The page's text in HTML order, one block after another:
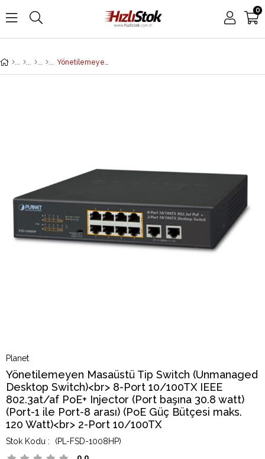
0
Yönetilemeyen Masaüstü Tip Switch (Unmanaged Desktop Switch)<br> 8-Port 10/100TX IEEE 802.3at/af PoE+ Injector (Port başına 30.8 watt) (Port-1 ile Port-8 arası) (PoE Güç Bütçesi maks. 120 Watt)<br> 2-Port 10/100TX
Planet
Yönetilemeyen Masaüstü Tip Switch (Unmanaged
Desktop Switch)<br> 8-Port 10/100TX IEEE
802.3at/af PoE+ Injector (Port başına 30.8 watt)
(Port-1 ile Port-8 arası) (PoE Güç Bütçesi maks.
120 Watt)<br> 2-Port 10/100TX
(PL-FSD-1008HP)